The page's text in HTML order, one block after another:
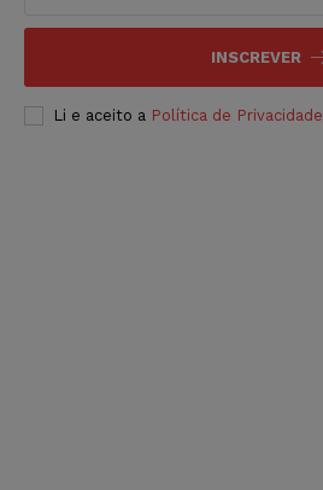
INSCREVER
Li e aceito a Política de Privacidade